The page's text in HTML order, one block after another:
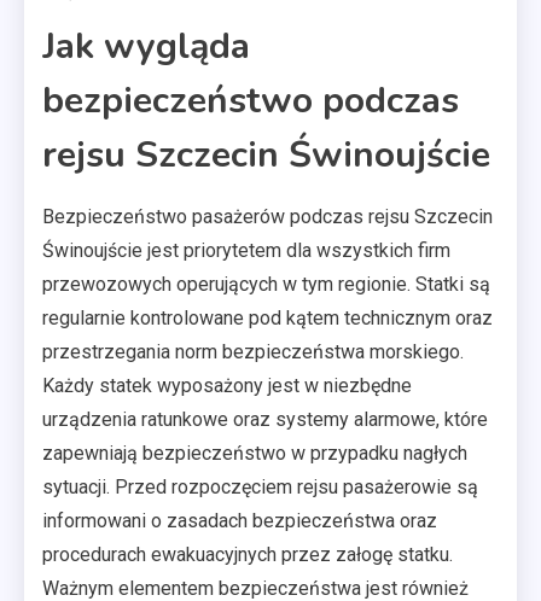
Jak wygląda
bezpieczeństwo podczas
rejsu Szczecin Świnoujście
Bezpieczeństwo pasażerów podczas rejsu Szczecin
Świnoujście jest priorytetem dla wszystkich firm
przewozowych operujących w tym regionie. Statki są
regularnie kontrolowane pod kątem technicznym oraz
przestrzegania norm bezpieczeństwa morskiego.
Każdy statek wyposażony jest w niezbędne
urządzenia ratunkowe oraz systemy alarmowe, które
zapewniają bezpieczeństwo w przypadku nagłych
sytuacji. Przed rozpoczęciem rejsu pasażerowie są
informowani o zasadach bezpieczeństwa oraz
procedurach ewakuacyjnych przez załogę statku.
Ważnym elementem bezpieczeństwa jest również